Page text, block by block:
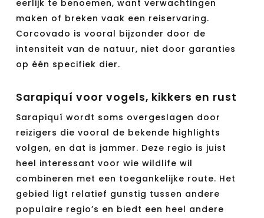
eerlijk te benoemen, want verwachtingen
maken of breken vaak een reiservaring.
Corcovado is vooral bijzonder door de
intensiteit van de natuur, niet door garanties
op één specifiek dier.
Sarapiquí voor vogels, kikkers en rust
Sarapiquí wordt soms overgeslagen door
reizigers die vooral de bekende highlights
volgen, en dat is jammer. Deze regio is juist
heel interessant voor wie wildlife wil
combineren met een toegankelijke route. Het
gebied ligt relatief gunstig tussen andere
populaire regio’s en biedt een heel andere